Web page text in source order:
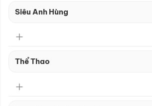
Siêu Anh Hùng
Thể Thao